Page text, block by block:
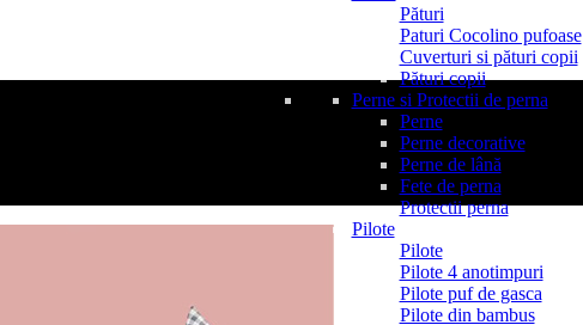
Pături
Paturi Cocolino pufoase
Cuverturi si pături copii
Pături copii
Perne si Protectii de perna
Perne
Perne decorative
Perne de lână
Fete de perna
Protectii perna
Pilote
Pilote
Pilote 4 anotimpuri
Pilote puf de gasca
Pilote din bambus